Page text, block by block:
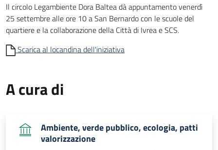
Il circolo Legambiente Dora Baltea dà appuntamento venerdì
25 settembre alle ore 10 a San Bernardo con le scuole del
quartiere e la collaborazione della Città di Ivrea e SCS.
Scarica al locandina dell'iniziativa
A cura di
Ambiente, verde pubblico, ecologia, patti
valorizzazione